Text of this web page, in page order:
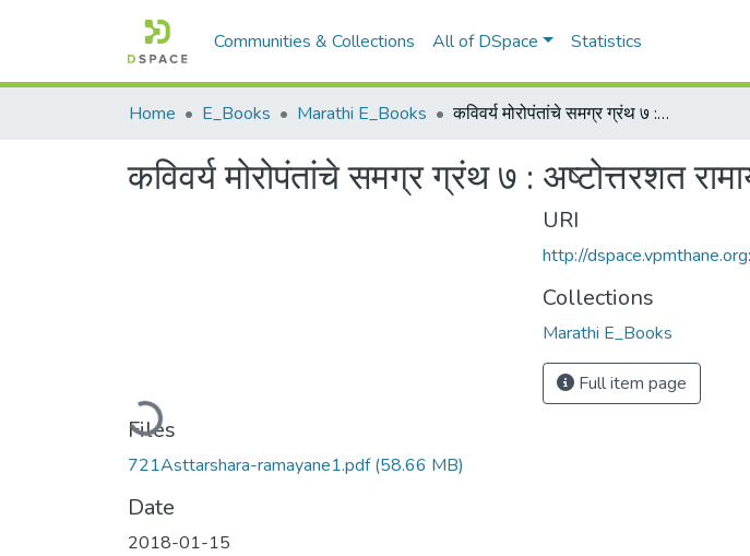
Communities & Collections All of DSpace Statistics
Home E_Books Marathi E_Books कविवर्य मोरोपंतांचे समग्र ग्रंथ ७ : अष्टोत्तरशत रामायणें (१)
कविवर्य मोरोपंतांचे समग्र ग्रंथ ७ : अष्टोत्तरशत
Loading...
Files
721Asttarshara-ramayane1.pdf(58.66 MB)
Date
2018-01-15
URI
http://
Collections
Marathi E_Books
Full item page